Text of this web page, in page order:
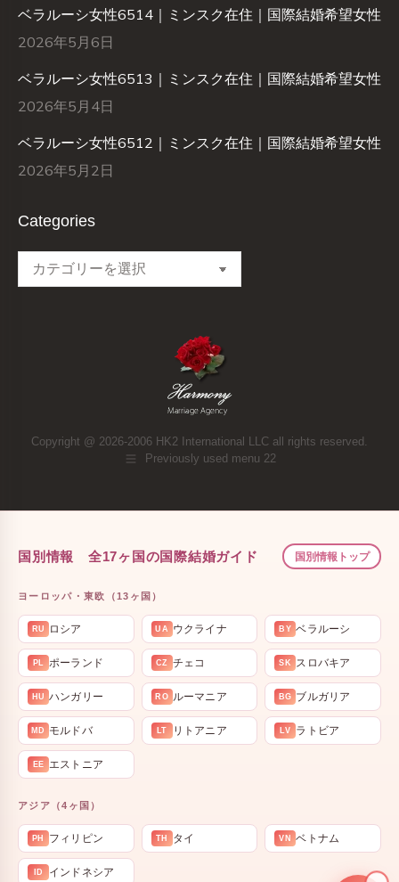
ベラルーシ女性6514｜ミンスク在住｜国際結婚希望女性
2026年5月6日
ベラルーシ女性6513｜ミンスク在住｜国際結婚希望女性
2026年5月4日
ベラルーシ女性6512｜ミンスク在住｜国際結婚希望女性
2026年5月2日
Categories
Categories
Copyright @ 2026-2006 HK2 International LLC all rights reserved.
Previously used menu 22
国別情報 全17ヶ国の国際結婚ガイド 国別情報トップ
ヨーロッパ・東欧（13ヶ国）
RU ロシア UA ウクライナ BY ベラルーシ
PL ポーランド CZ チェコ SK スロバキア
HU ハンガリー RO ルーマニア BG ブルガリア
MD モルドバ LT リトアニア LV ラトビア
EE エストニア
アジア（4ヶ国）
PH フィリピン TH タイ VN ベトナム
ID インドネシア